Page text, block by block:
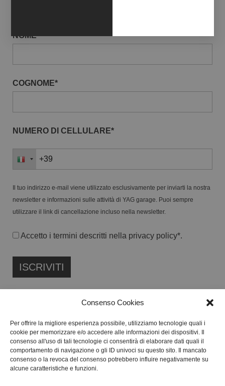
Consenso Cookies
Per offrire la migliore esperienza possibile, utilizziamo tecnologie quali i
cookie per memorizzare e/o accedere alle informazioni dei dispositivi. Il
consenso all'uso di tali tecnologie ci consentirà di elaborare dati quali il
comportamento di navigazione o gli ID univoci su questo sito. Il mancato
consenso o la revoca del consenso potrebbero influire negativamente su
alcune caratteristiche e funzioni.
NOME*
COGNOME*
NUMERO DI CELLULARE*
Il tuo indirizzo e-mail viene utilizzato esclusivamente per inviarti la nostra
newsletter e informazioni sulle attività di YAG garage. Puoi sempre
utilizzare il link di cancellazione incluso nella newsletter.
Accetto i termini descritti nella privacy policy*.
FONDAZIONE ETIPUBLICA ENTE FILANTROPICO ETS
ISCRITTA AL RUNTS N. 103422
CF:91134080687